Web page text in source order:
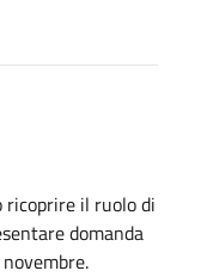
il ruolo di
domanda